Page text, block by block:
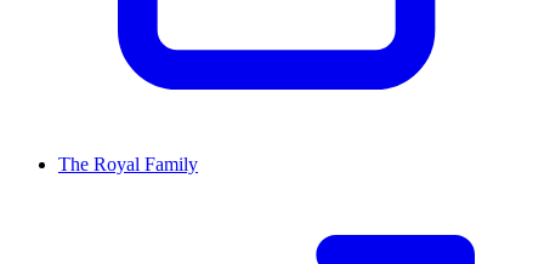
The Royal Family